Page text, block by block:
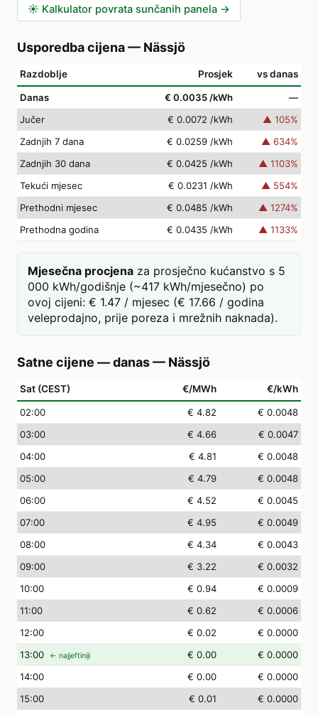
☀️ Kalkulator povrata sunčanih panela →
Usporedba cijena— Nässjö
Razdoblje Prosjek vs danas
Danas € 0.0035 /kWh
—
Jučer
€ 0.0072 /kWh ▲ 105%
Zadnjih 7 dana
€ 0.0259 /kWh ▲ 634%
Zadnjih 30 dana
€ 0.0425 /kWh ▲ 1103%
Tekući mjesec
€ 0.0231 /kWh ▲ 554%
Prethodni mjesec
€ 0.0485 /kWh ▲ 1274%
Prethodna godina
€ 0.0435 /kWh ▲ 1133%
Mjesečna procjena za prosječno kućanstvo s 5
000 kWh/godišnje (~417 kWh/mjesečno) po
ovoj cijeni: € 1.47 / mjesec (€ 17.66 / godina
veleprodajno, prije poreza i mrežnih naknada).
Satne cijene — danas— Nässjö
Sat (CEST) €/MWh €/kWh
02:00 € 4.82
€ 0.0048
03:00 € 4.66
€ 0.0047
04:00 € 4.81
€ 0.0048
05:00 € 4.79
€ 0.0048
06:00 € 4.52
€ 0.0045
07:00 € 4.95
€ 0.0049
08:00 € 4.34
€ 0.0043
09:00 € 3.22
€ 0.0032
10:00 € 0.94
€ 0.0009
11:00 € 0.62
€ 0.0006
12:00 € 0.02
€ 0.0000
13:00 ← najjeftiniji € 0.00
€ 0.0000
14:00 € 0.00
€ 0.0000
15:00 € 0.01
€ 0.0000